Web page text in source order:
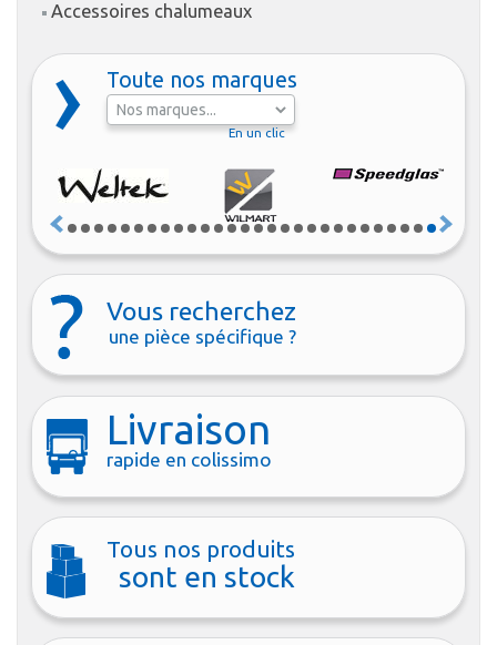
Accessoires chalumeaux
Toute nos marques
En un clic
Vous recherchez
une pièce spécifique ?
Livraison
rapide en colissimo
Tous nos produits
sont en stock